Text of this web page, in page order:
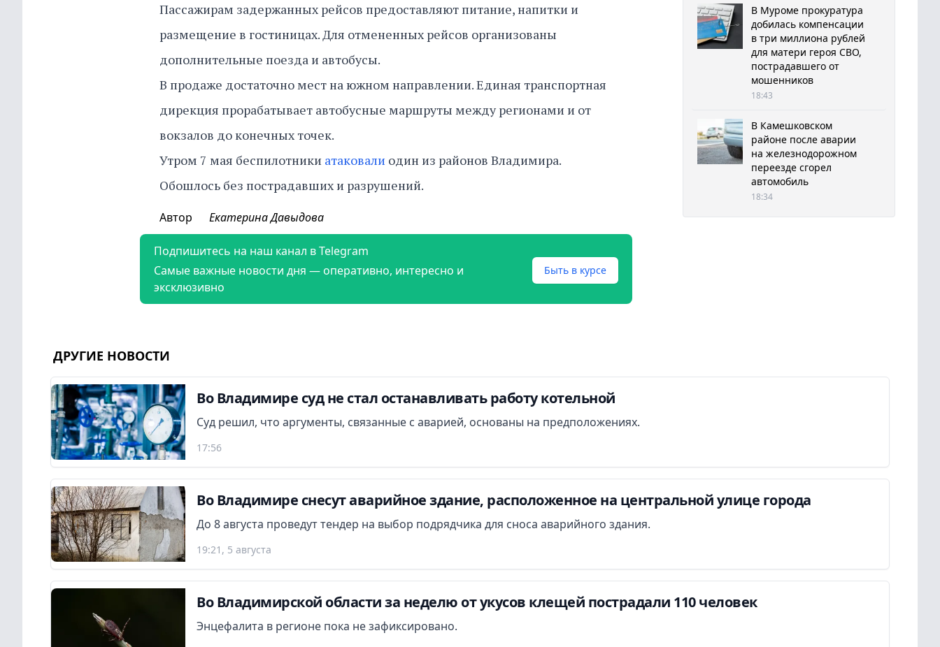
Пассажирам задержанных рейсов предоставляют питание, напитки и
размещение в гостиницах. Для отмененных рейсов организованы
дополнительные поезда и автобусы.
В продаже достаточно мест на южном направлении. Единая транспортная
дирекция прорабатывает автобусные маршруты между регионами и от
вокзалов до конечных точек.
Утром 7 мая беспилотники атаковали один из районов Владимира.
Обошлось без пострадавших и разрушений.
Автор Екатерина Давыдова
Подпишитесь на наш канал в Telegram
Самые важные новости дня — оперативно, интересно и
эксклюзивно
Быть в курсе
В Муроме прокуратура
добилась компенсации
в три миллиона рублей
для матери героя СВО,
пострадавшего от
мошенников
18:43
В Камешковском
районе после аварии
на железнодорожном
переезде сгорел
автомобиль
18:34
ДРУГИЕ НОВОСТИ
Во Владимире суд не стал останавливать работу котельной
Суд решил, что аргументы, связанные с аварией, основаны на предположениях.
17:56
Во Владимире снесут аварийное здание, расположенное на центральной улице города
До 8 августа проведут тендер на выбор подрядчика для сноса аварийного здания.
19:21, 5 августа
Во Владимирской области за неделю от укусов клещей пострадали 110 человек
Энцефалита в регионе пока не зафиксировано.